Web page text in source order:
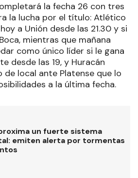
la fecha 26 con tres
la lucha por el título: Atlético
a Unión desde las 21.30 y si
mientras que mañana
como único líder si le gana
desde las 19, y Huracán
de local ante Platense que lo
a la última fecha.
un fuerte sistema
emiten alerta por tormentas